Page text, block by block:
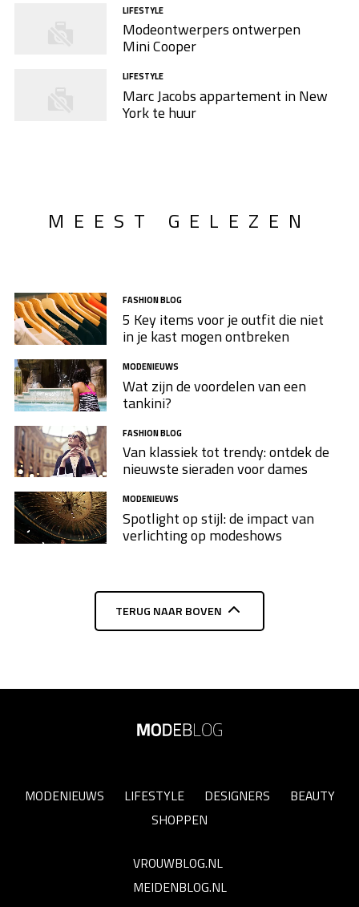
LIFESTYLE
Modeontwerpers ontwerpen
Mini Cooper
LIFESTYLE
Marc Jacobs appartement in New
York te huur
MEEST GELEZEN
FASHION BLOG
5 Key items voor je outfit die niet
in je kast mogen ontbreken
MODENIEUWS
Wat zijn de voordelen van een
tankini?
FASHION BLOG
Van klassiek tot trendy: ontdek de
nieuwste sieraden voor dames
MODENIEUWS
Spotlight op stijl: de impact van
verlichting op modeshows
TERUG NAAR BOVEN
MODENIEUWS LIFESTYLE DESIGNERS
BEAUTY
SHOPPEN
VROUWBLOG.NL
MEIDENBLOG.NL